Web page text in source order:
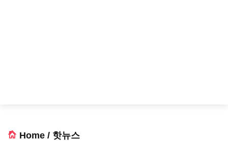
Home / 핫뉴스